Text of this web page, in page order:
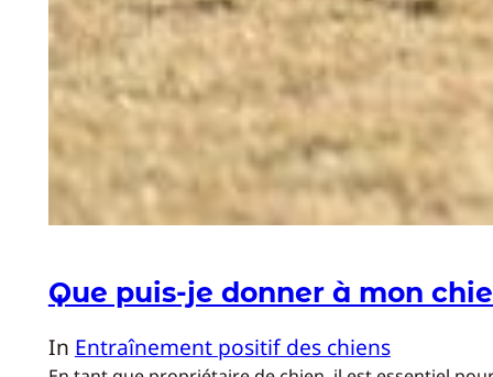
Que puis-je donner à mon
In Entraînement positif des chiens